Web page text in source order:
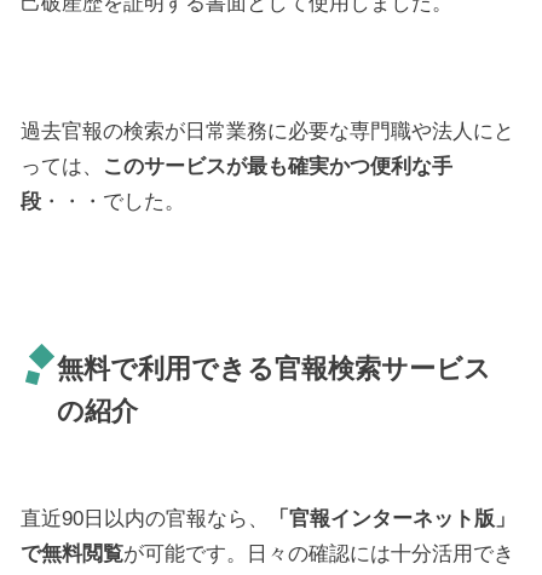
過去官報の検索が日常業務に必要な専門職や法人にと
っては、
このサービスが最も確実かつ便利な手
段・・・でした。
無料で利用できる官報検索サービス
の紹介
直近90日以内の官報なら、
「官報インターネット版」
で無料閲覧が可能です。日々の確認には十分活用でき